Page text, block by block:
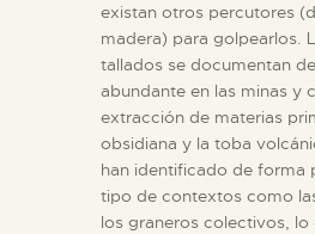
existan otros percutores
madera) para golpearlos.
tallados se documentan
abundante en las minas y
extracción de materias
obsidiana y la toba
han identificado de forma
tipo de contextos como
los graneros colectivos, lo